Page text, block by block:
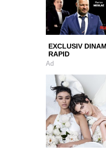
EXCLUSIV
RAPID
Ad